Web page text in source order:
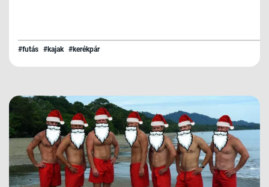
#futás #kajak #kerékpár